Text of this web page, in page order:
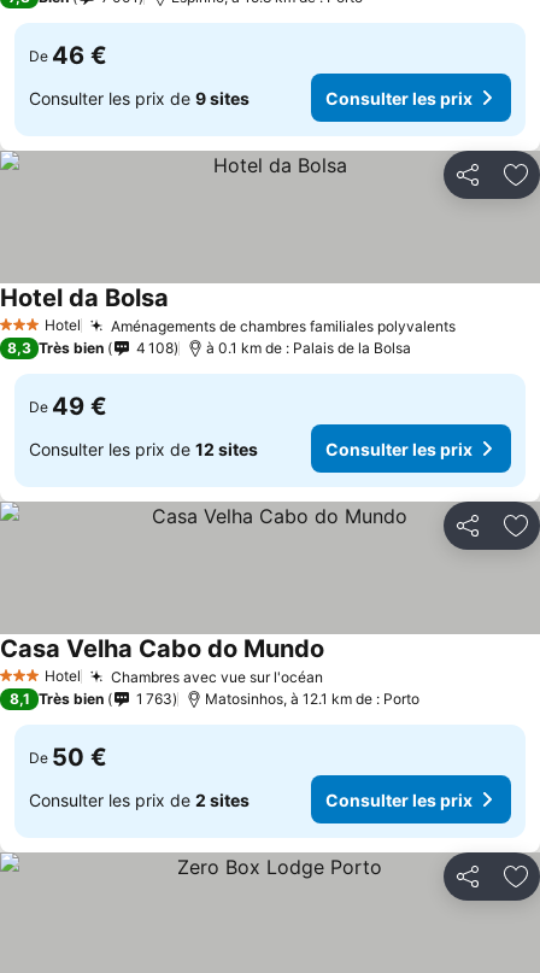
De 46 €
Consulter les prix de 9 sites Consulter les prix
Partager
3 ÉtoilesHotel Aménagements de chambres familiales polyvalents
Hotel da Bolsa
8,3 Très bien 4 108 à 0.1 km de : Palais de la Bolsa
De 49 €
Consulter les prix de 12 sites Consulter les prix
Partager
3 ÉtoilesHotel Chambres avec vue sur l'océan
Casa Velha Cabo do Mundo
8,1 Très bien 1 763 Matosinhos, à 12.1 km de : Porto
De 50 €
Consulter les prix de 2 sites Consulter les prix
Partager